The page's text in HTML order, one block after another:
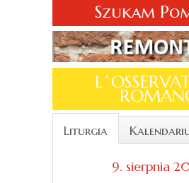
Szukam
Liturgia
9. sierpnia